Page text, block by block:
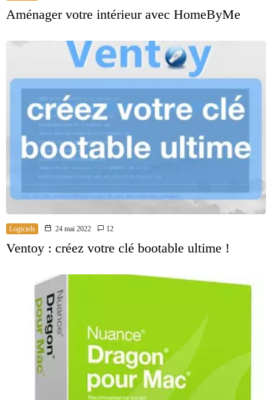
Aménager votre intérieur avec HomeByMe
Logiciels 24 mai 2022 12
Ventoy : créez votre clé bootable ultime !